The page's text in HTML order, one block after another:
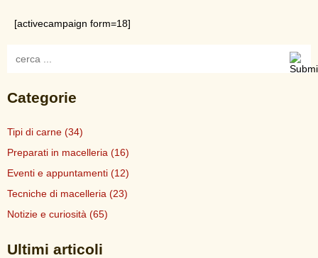
[activecampaign form=18]
Categorie
Tipi di carne (34)
Preparati in macelleria (16)
Eventi e appuntamenti (12)
Tecniche di macelleria (23)
Notizie e curiosità (65)
Ultimi articoli